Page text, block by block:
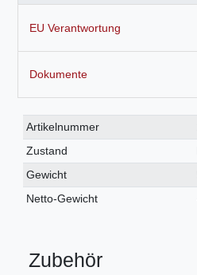
EU Verantwortung
Dokumente
Technisches
Merkmal
Wert
Artikelnummer
Zustand
Gewicht
Netto-Gewicht
Zubehör